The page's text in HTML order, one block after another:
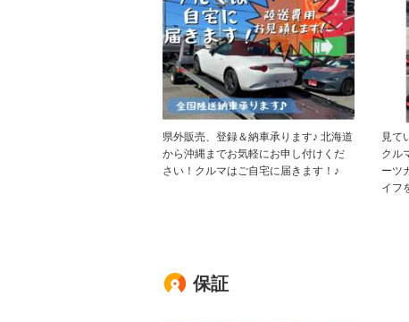
県外販売、登録＆納車承ります♪ 北海道
から沖縄までお気軽にお申し付けくだ
さい！クルマはご自宅に届きます！♪
見て
クル
ーツ
イフ
保証